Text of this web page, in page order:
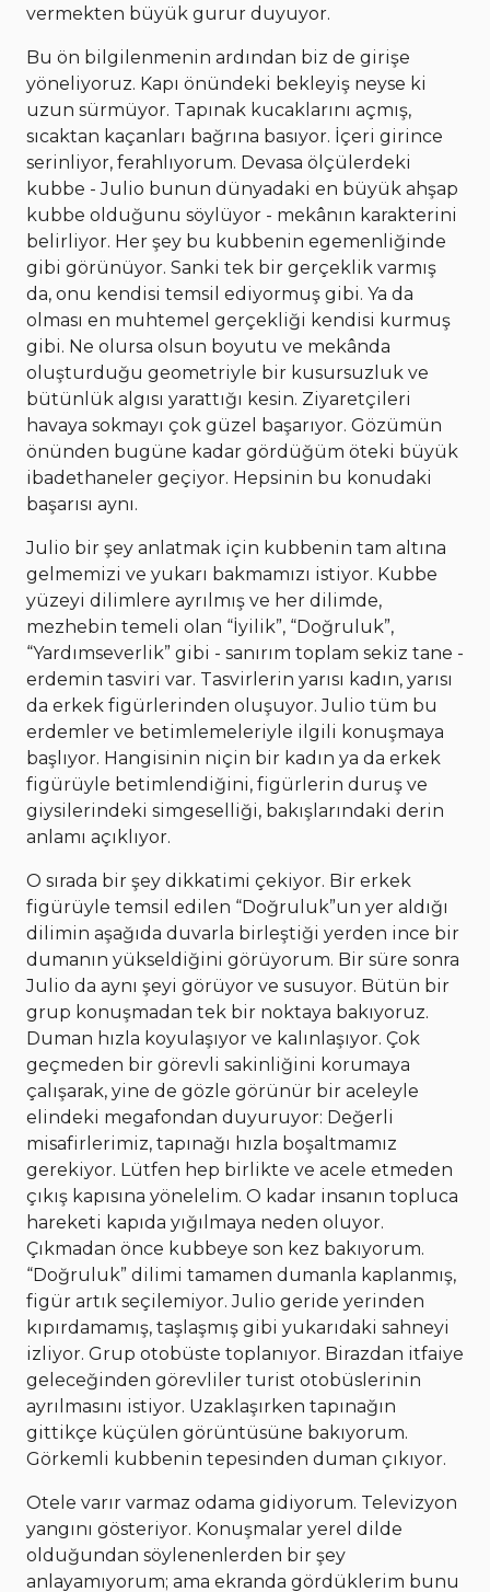
vermekten büyük gurur duyuyor.
Bu ön bilgilenmenin ardından biz de girişe
yöneliyoruz. Kapı önündeki bekleyiş neyse ki
uzun sürmüyor. Tapınak kucaklarını açmış,
sıcaktan kaçanları bağrına basıyor. İçeri girince
serinliyor, ferahlıyorum. Devasa ölçülerdeki
kubbe - Julio bunun dünyadaki en büyük ahşap
kubbe olduğunu söylüyor - mekânın karakterini
belirliyor. Her şey bu kubbenin egemenliğinde
gibi görünüyor. Sanki tek bir gerçeklik varmış
da, onu kendisi temsil ediyormuş gibi. Ya da
olması en muhtemel gerçekliği kendisi kurmuş
gibi. Ne olursa olsun boyutu ve mekânda
oluşturduğu geometriyle bir kusursuzluk ve
bütünlük algısı yarattığı kesin. Ziyaretçileri
havaya sokmayı çok güzel başarıyor. Gözümün
önünden bugüne kadar gördüğüm öteki büyük
ibadethaneler geçiyor. Hepsinin bu konudaki
başarısı aynı.
Julio bir şey anlatmak için kubbenin tam altına
gelmemizi ve yukarı bakmamızı istiyor. Kubbe
yüzeyi dilimlere ayrılmış ve her dilimde,
mezhebin temeli olan “İyilik”, “Doğruluk”,
“Yardımseverlik” gibi - sanırım toplam sekiz tane -
erdemin tasviri var. Tasvirlerin yarısı kadın, yarısı
da erkek figürlerinden oluşuyor. Julio tüm bu
erdemler ve betimlemeleriyle ilgili konuşmaya
başlıyor. Hangisinin niçin bir kadın ya da erkek
figürüyle betimlendiğini, figürlerin duruş ve
giysilerindeki simgeselliği, bakışlarındaki derin
anlamı açıklıyor.
O sırada bir şey dikkatimi çekiyor. Bir erkek
figürüyle temsil edilen “Doğruluk”un yer aldığı
dilimin aşağıda duvarla birleştiği yerden ince bir
dumanın yükseldiğini görüyorum. Bir süre sonra
Julio da aynı şeyi görüyor ve susuyor. Bütün bir
grup konuşmadan tek bir noktaya bakıyoruz.
Duman hızla koyulaşıyor ve kalınlaşıyor. Çok
geçmeden bir görevli sakinliğini korumaya
çalışarak, yine de gözle görünür bir aceleyle
elindeki megafondan duyuruyor: Değerli
misafirlerimiz, tapınağı hızla boşaltmamız
gerekiyor. Lütfen hep birlikte ve acele etmeden
çıkış kapısına yönelelim. O kadar insanın topluca
hareketi kapıda yığılmaya neden oluyor.
Çıkmadan önce kubbeye son kez bakıyorum.
“Doğruluk” dilimi tamamen dumanla kaplanmış,
figür artık seçilemiyor. Julio geride yerinden
kıpırdamamış, taşlaşmış gibi yukarıdaki sahneyi
izliyor. Grup otobüste toplanıyor. Birazdan itfaiye
geleceğinden görevliler turist otobüslerinin
ayrılmasını istiyor. Uzaklaşırken tapınağın
gittikçe küçülen görüntüsüne bakıyorum.
Görkemli kubbenin tepesinden duman çıkıyor.
Otele varır varmaz odama gidiyorum. Televizyon
yangını gösteriyor. Konuşmalar yerel dilde
olduğundan söylenenlerden bir şey
anlayamıyorum; ama ekranda gördüklerim bunu